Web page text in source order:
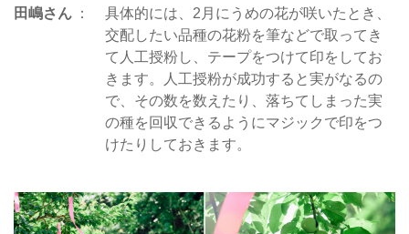
田嶋さん
具体的には、2月にうめの花が咲いたとき、
交配したい品種の花粉を筆などで取ってき
て人工授粉し、テープをつけて印をしてお
きます。人工授粉が成功すると実がなるの
で、その数を数えたり、落ちてしまった実
の種を回収できるようにマジックで印をつ
けたりしておきます。